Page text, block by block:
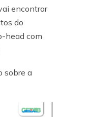
encontrar
do
head com
sobre a